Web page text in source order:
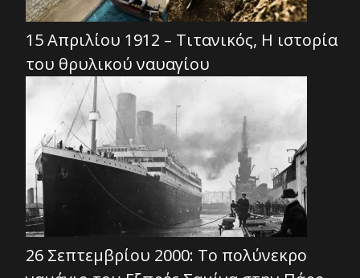
15 Απριλίου 1912 – Τιτανικός, Η ιστορία
του θρυλικού ναυαγίου
26 Σεπτεμβρίου 2000: Το πολύνεκρο